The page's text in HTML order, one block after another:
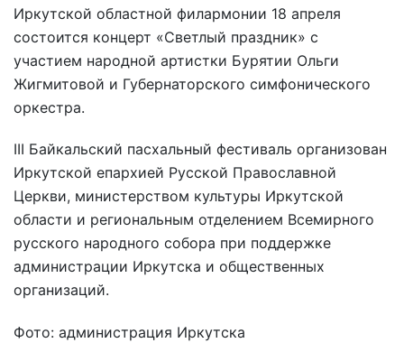
Иркутской областной филармонии 18 апреля
состоится концерт «Светлый праздник» с
участием народной артистки Бурятии Ольги
Жигмитовой и Губернаторского симфонического
оркестра.
III Байкальский пасхальный фестиваль организован
Иркутской епархией Русской Православной
Церкви, министерством культуры Иркутской
области и региональным отделением Всемирного
русского народного собора при поддержке
администрации Иркутска и общественных
организаций.
Фото: администрация Иркутска